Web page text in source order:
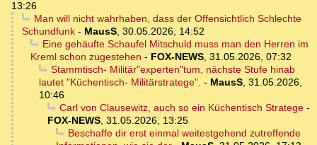
13:26
Man will nicht wahrhaben, dass der Offensichtlich Schlechte
Schundfunk - MausS 30.05.2026, 14:52
Eine gehäufte Schaufel Mitschuld muss man den Herren im
Kreml schon zugestehen - FOX-NEWS 31.05.2026, 07:32
Stammtisch- Militär"experten"tum, nächste Stufe hinab
lautet "Küchentisch- Militärstratege". - MausS 31.05.2026,
10:46
Carl von Clausewitz, auch so ein Küchentisch Stratege-
FOX-NEWS 31.05.2026, 13:25
Beschaffe dir erst einmal weitestgehend zutreffende